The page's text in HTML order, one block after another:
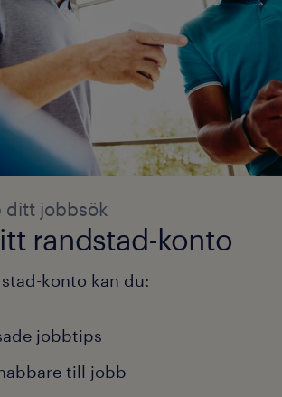
ditt jobbsök
randstad-konto
konto kan du:
jobbtips
till jobb